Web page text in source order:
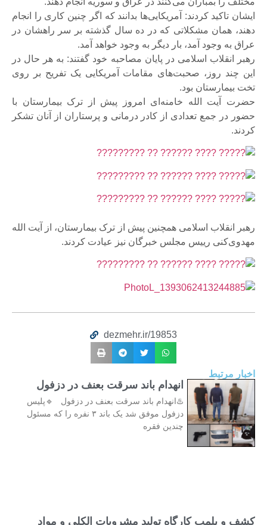
ایشان تاکید کردند: آمریکایی‌ها بدانند که اگر چنین کاری را انجام
دهند، همان مشکلاتی که در ده سال گذشته بر سر راهشان در
عراق به وجود آمد، بار دیگر به وجود خواهد آمد.
رهبر انقلاب اسلامی در پایان مصاحبه خود گفتند: به هر حال در
این چند روز، صحبت‌های مقامات آمریکایی یک تفریح بر روی
تخت بیمارستان بود.
حضرت آیت الله خامنه‌ای امروز پیش از ترک بیمارستان با
حضور در جمع تعدادی از کادر درمانی و پرستاران از آنان تشکر
کردند.
رهبر انقلاب اسلامی همچنین پیش از ترک بیمارستان، از آیت الله
مهدوی‌کنی رییس مجلس خبرگان نیز عیادت کردند.
dezmehr.ir/19853
اخبار مرتبط
انهدام باند سرقت بعنف در دزفول
♨️انهدام باند سرقت بعنف در دزفول 🔹پلیس
دزفول موفق شد یک باند ۳ نفره را که مسئول
چندین فقره
کشف و پلمب کارگاه تولید مشروبات الکلی و مواد